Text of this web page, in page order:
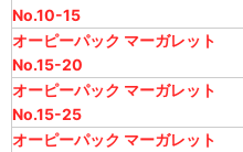
No.10-15
オーピーパック マーガレット
No.15-20
オーピーパック マーガレット
No.15-25
オーピーパック マーガレット